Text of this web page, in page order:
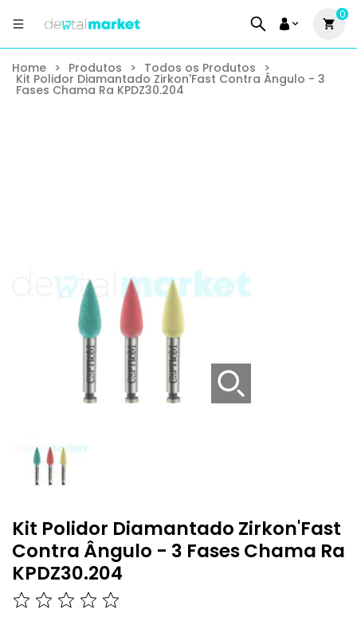
0
Home > Produtos > Todos os Produtos >
Kit Polidor Diamantado Zirkon'Fast Contra Ângulo - 3
Fases Chama Ra KPDZ30.204
Kit Polidor Diamantado Zirkon'Fast
Contra Ângulo - 3 Fases Chama Ra
KPDZ30.204